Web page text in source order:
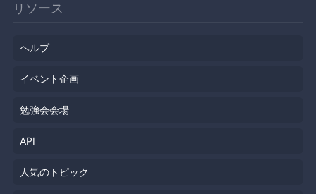
リソース
ヘルプ
イベント企画
勉強会会場
API
人気のトピック